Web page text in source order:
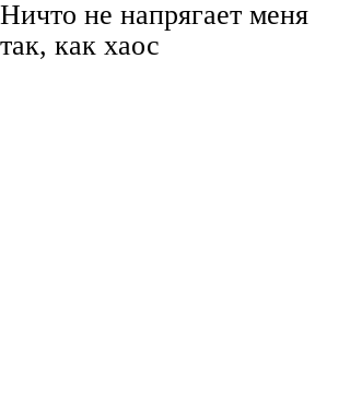
Ничто не напрягает меня
так, как хаос